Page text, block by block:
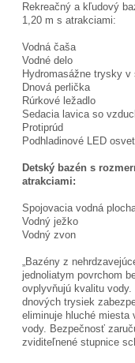
Rekreačný a kľudový
1,20 m s atrakciami:
Vodná čaša
Vodné delo
Hydromasážne trysky v
Dnová perlička
Rúrkové ležadlo
Sedacia lavica so
Protiprúd
Podhladinové LED
Detský bazén s
atrakciami:
Spojovacia vodná
Vodný ježko
Vodný zvon
„Bazény z
jednoliatym povrchom
ovplyvňujú kvalitu
dnových trysiek
eliminuje hluché miesta
vody. Bezpečnosť
zviditeľnené stupnice